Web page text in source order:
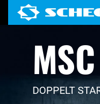
MSC
DOPPELT